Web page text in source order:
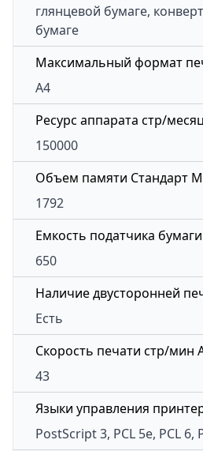
глянцевой бумаге,
бумаге
Максимальный формат
A4
Ресурс аппарата стр/
150000
Объем памяти Стандарт
1792
Емкость податчика
650
Наличие двусторонней
Есть
Скорость печати стр/мин
43
Языки управления
PostScript 3, PCL 5e, PCL 6,